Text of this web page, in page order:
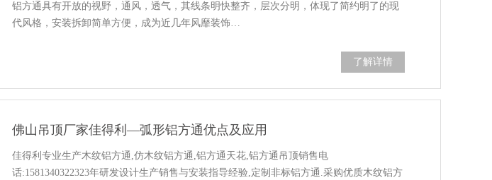
铝方通具有开放的视野，通风，透气，其线条明快整齐，层次分明，体现了简约明了的现
代风格，安装拆卸简单方便，成为近几年风靡装饰…
了解详情
佛山吊顶厂家佳得利—弧形铝方通优点及应用
佳得利专业生产木纹铝方通,仿木纹铝方通,铝方通天花,铝方通吊顶销售电
话:1581340322323年研发设计生产销售与安装指导经验,定制非标铝方通.采购优质木纹铝方